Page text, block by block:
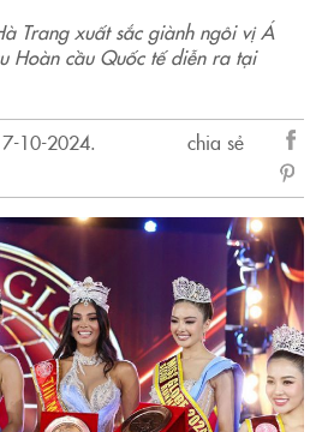
Trang xuất sắc giành ngôi vị Á
Hoàn cầu Quốc tế diễn ra tại
10-2024.
chia sẻ
sẻ